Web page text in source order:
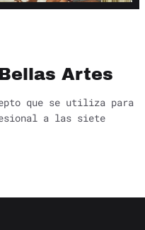
Artes
que se utiliza para
a las siete